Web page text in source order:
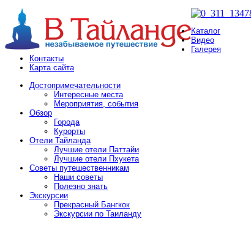
Каталог
Видео
Галерея
Контакты
Карта сайта
Достопримечательности
Интересные места
Мероприятия, события
Обзор
Города
Курорты
Отели Тайланда
Лучшие отели Паттайи
Лучшие отели Пхукета
Советы путешественникам
Наши советы
Полезно знать
Экскурсии
Прекрасный Бангкок
Экскурсии по Таиланду